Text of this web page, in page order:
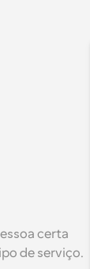
certa
de serviço.